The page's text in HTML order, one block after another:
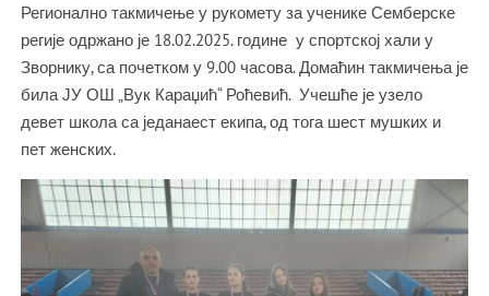
Регионално такмичење у рукомету за ученике Семберске
регије одржано је 18.02.2025. године у спортској хали у
Зворнику, са почетком у 9.00 часова. Домаћин такмичења је
била ЈУ ОШ „Вук Караџић“ Роћевић. Учешће је узело
девет школа са једанаест екипа, од тога шест мушких и
пет женских.